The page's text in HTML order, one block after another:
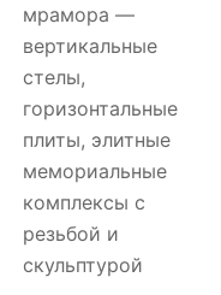
мрамора —
вертикальные
стелы,
горизонтальные
плиты, элитные
мемориальные
комплексы с
резьбой и
скульптурой